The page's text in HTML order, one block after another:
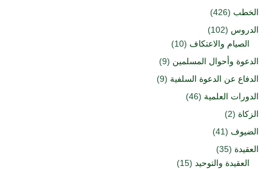
الخطب (426)
الدروس (102)
الصيام والاعتكاف (10)
الدعوة وأحوال المسلمين (9)
الدفاع عن الدعوة السلفية (9)
الدورات العلمية (46)
الزكاة (2)
الضيوف (41)
العقيدة (35)
العقيدة والتوحيد (15)